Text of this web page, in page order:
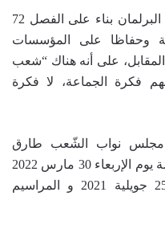
وقال رئيس الجمهورية إنه قرر حل البرلمان بناء على الفصل 72
وحفاظا على المؤسسات
على أنه هناك “شعب
فكرة الجماعة، لا فكرة
مجلس نواب الشّعب طارق
الفتيتي أنّ 116 نائب صوّتوا في جلسة يوم الإربعاء 30 مارس 2022
بـ “نعم” لإلغاء العمل بإجراءات 25 جويلية 2021 و المراسيم